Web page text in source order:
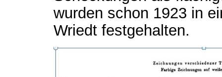
wurden schon 1923 in
Wriedt festgehalten.